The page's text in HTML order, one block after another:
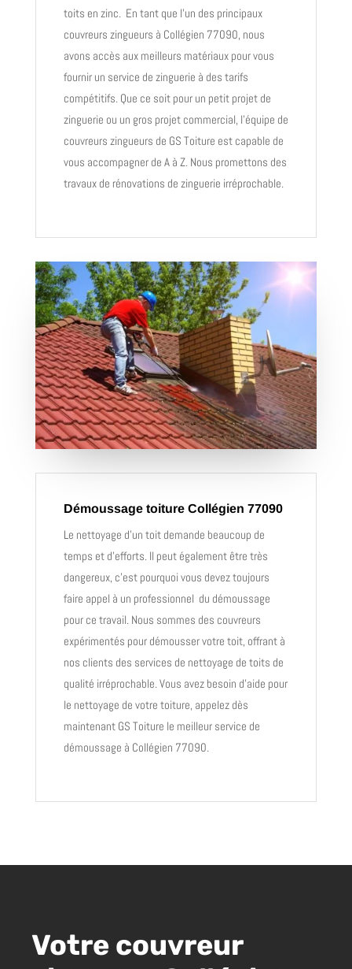
toits en zinc. En tant que l’un des principaux
couvreurs zingueurs à Collégien 77090, nous
avons accès aux meilleurs matériaux pour vous
fournir un service de zinguerie à des tarifs
compétitifs. Que ce soit pour un petit projet de
zinguerie ou un gros projet commercial, l’équipe de
couvreurs zingueurs de GS Toiture est capable de
vous accompagner de A à Z. Nous promettons des
travaux de rénovations de zinguerie irréprochable.
Démoussage toiture Collégien 77090
Le nettoyage d’un toit demande beaucoup de
temps et d’efforts. Il peut également être très
dangereux, c’est pourquoi vous devez toujours
faire appel à un professionnel du démoussage
pour ce travail. Nous sommes des couvreurs
expérimentés pour démousser votre toit, offrant à
nos clients des services de nettoyage de toits de
qualité irréprochable. Vous avez besoin d’aide pour
le nettoyage de votre toiture, appelez dès
maintenant GS Toiture le meilleur service de
démoussage à Collégien 77090.
Votre couvreur